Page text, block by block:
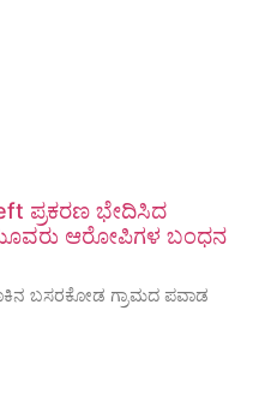
ಪ್ರಕರಣ ಭೇದಿಸಿದ
ಆರೋಪಿಗಳ ಬಂಧನ
ಬಸರಕೋಡ ಗ್ರಾಮದ ಪವಾಡ